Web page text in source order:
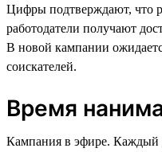
Цифры подтверждают, что
работодатели получают
В новой кампании
соискателей.
Время
Кампания в эфире. Каждый